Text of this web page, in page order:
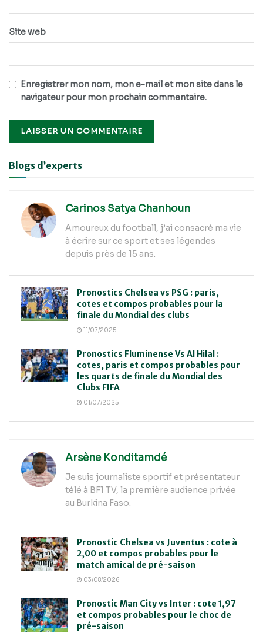
Site web
Enregistrer mon nom, mon e-mail et mon site dans le
navigateur pour mon prochain commentaire.
Alternative:
Blogs d’experts
Carinos Satya Chanhoun
Amoureux du football, j’ai consacré ma vie
à écrire sur ce sport et ses légendes
depuis près de 15 ans.
Pronostics Chelsea vs PSG : paris,
cotes et compos probables pour la
finale du Mondial des clubs
11/07/2025
Pronostics Fluminense Vs Al Hilal :
cotes, paris et compos probables pour
les quarts de finale du Mondial des
Clubs FIFA
01/07/2025
Arsène Konditamdé
Je suis journaliste sportif et présentateur
télé à BF1 TV, la première audience privée
au Burkina Faso.
Pronostic Chelsea vs Juventus : cote à
2,00 et compos probables pour le
match amical de pré-saison
03/08/2026
Pronostic Man City vs Inter : cote 1,97
et compos probables pour le choc de
pré-saison